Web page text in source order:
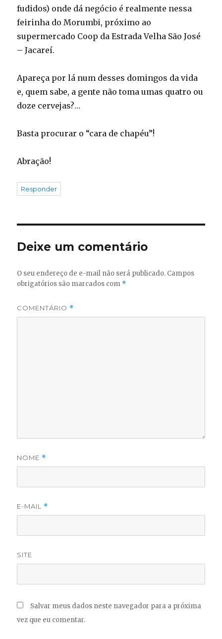
fudidos) onde dá negócio é realmente nessa
feirinha do Morumbi, próximo ao
supermercado Coop da Estrada Velha São José
– Jacareí.
Apareça por lá num desses domingos da vida
e, quem sabe, a gente não toma umas quatro ou
doze cervejas?…
Basta procurar o “cara de chapéu”!
Abração!
Responder
Deixe um comentário
O seu endereço de e-mail não será publicado. Campos
obrigatórios são marcados com *
COMENTÁRIO *
NOME *
E-MAIL *
SITE
Salvar meus dados neste navegador para a próxima
vez que eu comentar.